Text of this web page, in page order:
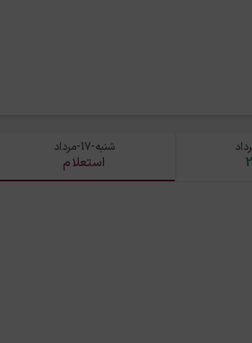
شنبه-17-مرداد
استعلام